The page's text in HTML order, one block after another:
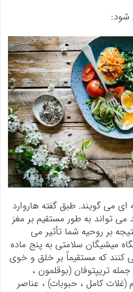
ای می گویند. طبق گفته هاروارد
تواند به طور مستقیم بر مغز
بر روحیه شما تأثیر می
میشیگان سلامتی به پنج ماده
کنند که مستقیماً بر خلق و خوی
تریپتوفان (بوقلمون ،
(غلات کامل ، حبوبات) ، عناصر